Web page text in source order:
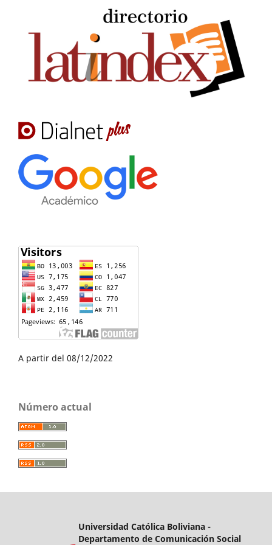
A partir del 08/12/2022
Número actual
Universidad Católica Boliviana -
Departamento de Comunicación Social